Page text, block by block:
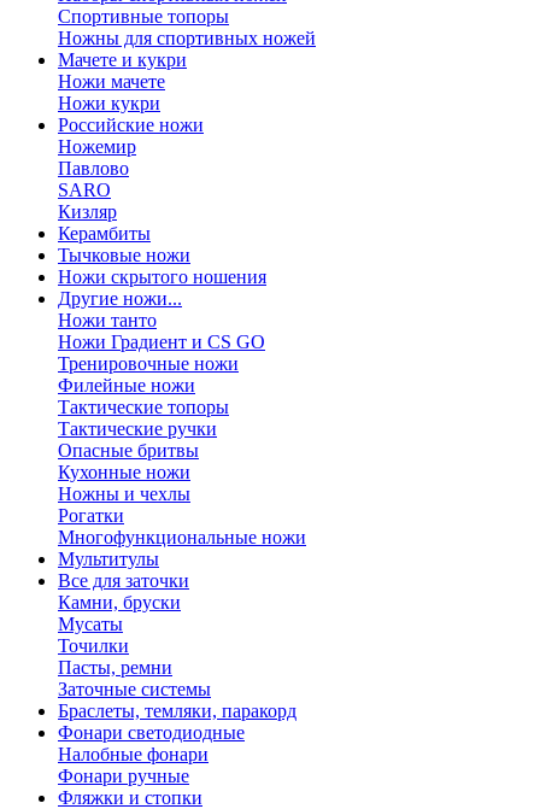
Спортивные топоры
Ножны для спортивных ножей
Мачете и кукри
Ножи мачете
Ножи кукри
Российские ножи
Ножемир
Павлово
SARO
Кизляр
Керамбиты
Тычковые ножи
Ножи скрытого ношения
Другие ножи...
Ножи танто
Ножи Градиент и CS GO
Тренировочные ножи
Филейные ножи
Тактические топоры
Тактические ручки
Опасные бритвы
Кухонные ножи
Ножны и чехлы
Рогатки
Многофункциональные ножи
Мультитулы
Все для заточки
Камни, бруски
Мусаты
Точилки
Пасты, ремни
Заточные системы
Браслеты, темляки, паракорд
Фонари светодиодные
Налобные фонари
Фонари ручные
Фляжки и стопки